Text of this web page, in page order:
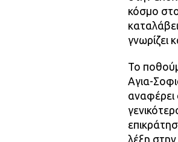
κόσμο
γνωρίζει
Το
Αγια-
αναφέρει
λέξη στην